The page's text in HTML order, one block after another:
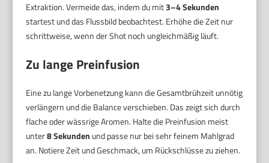
Extraktion. Vermeide das, indem du mit3–4 Sekunden
startest und das Flussbild beobachtest. Erhöhe die Zeit nur
schrittweise, wenn der Shot noch ungleichmäßig läuft.
Zu lange Preinfusion
Eine zu lange Vorbenetzung kann die Gesamtbrühzeit unnötig
verlängern und die Balance verschieben. Das zeigt sich durch
flache oder wässrige Aromen. Halte die Preinfusion meist
unter8 Sekunden und passe nur bei sehr feinem Mahlgrad
an. Notiere Zeit und Geschmack, um Rückschlüsse zu ziehen.